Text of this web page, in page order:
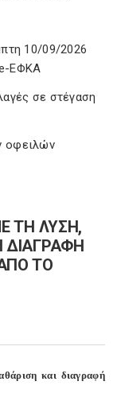
10/09/2026
ΕΦΚΑ
σε στέγαση
οφειλών
ΤΗ ΛΥΣΗ,
ΔΙΑΓΡΑΦΗ
ΤΟ
και διαγραφή